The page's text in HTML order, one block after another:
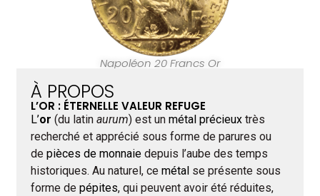
Napoléon 20 Francs Or
À PROPOS
L’OR : ÉTERNELLE VALEUR REFUGE
L’or (du latinaurum) est unmétal précieux très
recherché et apprécié sous forme de parures ou
depièces de monnaie depuis l’aube des temps
historiques. Au naturel, cemétal se présente sous
forme depépites, qui peuvent avoir été réduites,